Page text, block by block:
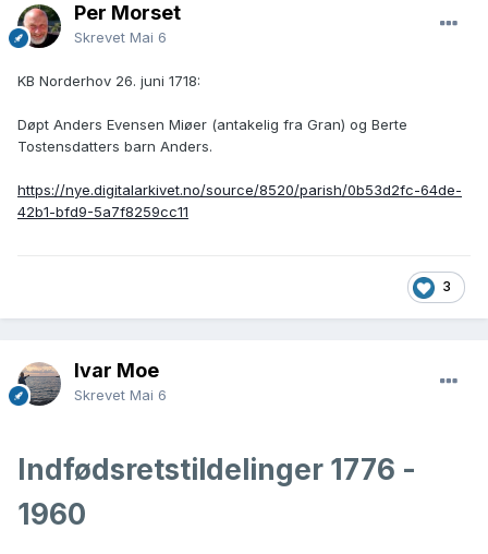
Per Morset
Skrevet Mai 6
KB Norderhov 26. juni 1718:
Døpt Anders Evensen Miøer (antakelig fra Gran) og Berte
Tostensdatters barn Anders.
https://nye.digitalarkivet.no/source/8520/parish/0b53d2fc-64de-
42b1-bfd9-5a7f8259cc11
3
Ivar Moe
Skrevet Mai 6
Indfødsretstildelinger 1776 -
1960